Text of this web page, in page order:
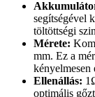
segítségével
töltöttségi
Mérete:
mm. Ez a
kényelmesen
Ellenállás:
optimális